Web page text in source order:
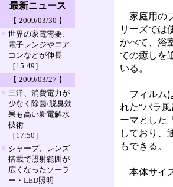
最新ニュース
【 2009/03/30 】
■ 世界の家電需要、
電子レンジやエア
コンなどが伸長
［15:49］
【 2009/03/27 】
■ 三洋、消費電力が
少なく除菌/脱臭効
果も高い新電解水
技術
［17:50］
■ シャープ、レンズ
搭載で照射範囲が
広くなったソーラ
ー・LED照明
家庭用の
リーズでは
かべて、浴
ての癒しを
いる。
フィルム
れた“バラ
ーマとした
しており、
もできる。
本体サイ